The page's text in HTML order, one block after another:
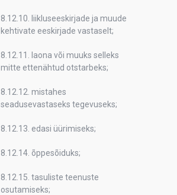
8.12.10. liikluseeskirjade ja muude
kehtivate eeskirjade vastaselt;
8.12.11. laona või muuks selleks
mitte ettenähtud otstarbeks;
8.12.12. mistahes
seadusevastaseks tegevuseks;
8.12.13. edasi üürimiseks;
8.12.14. õppesõiduks;
8.12.15. tasuliste teenuste
osutamiseks;